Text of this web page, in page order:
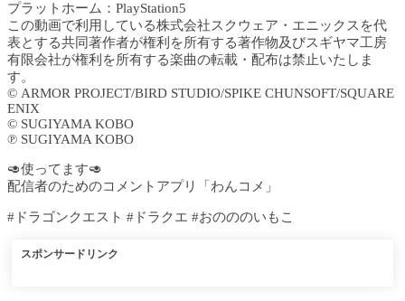
プラットホーム：PlayStation5
この動画で利用している株式会社スクウェア・エニックスを代
表とする共同著作者が権利を所有する著作物及びスギヤマ工房
有限会社が権利を所有する楽曲の転載・配布は禁止いたしま
す。
© ARMOR PROJECT/BIRD STUDIO/SPIKE CHUNSOFT/SQUARE
ENIX
© SUGIYAMA KOBO
℗ SUGIYAMA KOBO
🥑使ってます🥑
配信者のためのコメントアプリ「わんコメ」
#ドラゴンクエスト #ドラクエ #おのののいもこ
スポンサードリンク